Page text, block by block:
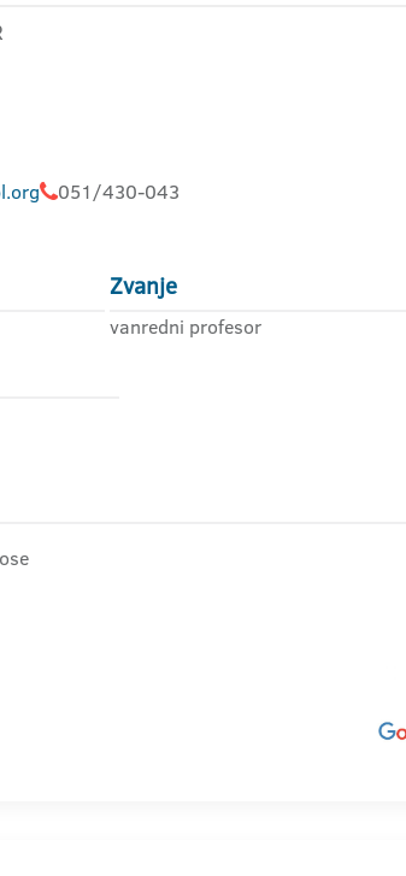
051/430-043
Zvanje
vanredni profesor